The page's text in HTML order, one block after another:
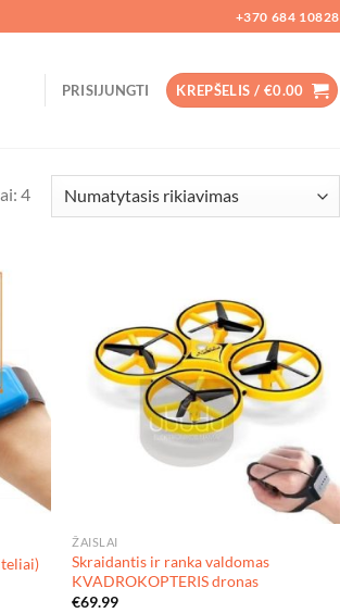
+370 684 10828
PRISIJUNGTI KREPŠELIS / €0.00
4
ŽAISLAI
Skraidantis ir ranka valdomas
KVADROKOPTERIS dronas
€69.99